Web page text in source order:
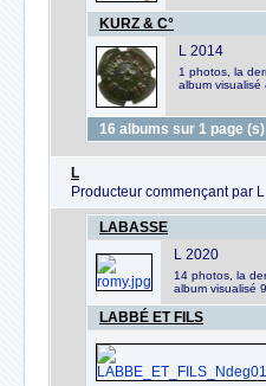
KURZ & C°
L 2014
1 photos, la
album visualisé
16 albums sur 1 page (s)
L
Producteur commençant par L
LABASSE
L 2020
14 photos, la
album visualisé
LABBÉ ET FILS